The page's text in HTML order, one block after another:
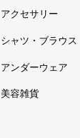
アクセサリー
シャツ・ブラウス
アンダーウェア
美容雑貨